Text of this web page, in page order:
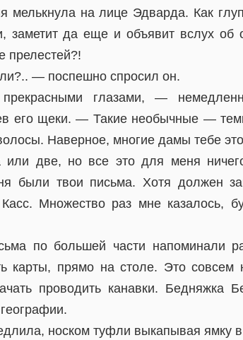
мелькнула на лице Эдварда. Как
заметит да еще и объявит вслух об
прелестей?!
— поспешно спросил он.
глазами, —
его щеки. — Такие необычные —
Наверное, многие дамы тебе
две, но все это для меня
были твои письма. Хотя должен
Множество раз мне казалось,
по большей части напоминали
карты, прямо на столе. Это
проводить канавки. Бедняжка
носком туфли выкапывая ямку в